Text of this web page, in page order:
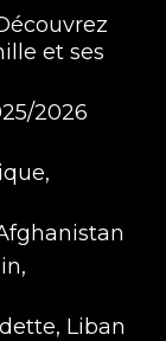
et ses
2026
Liban